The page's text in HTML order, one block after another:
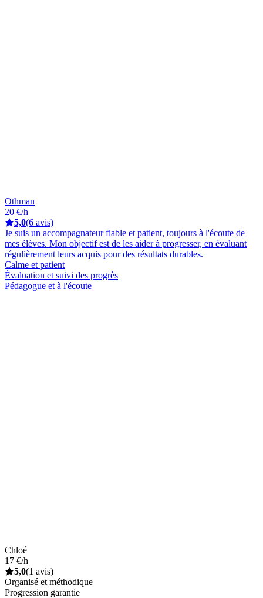
Othman
20 €/h
5,0(6 avis)
Je suis un accompagnateur fiable et patient, toujours à l'écoute de
mes élèves. Mon objectif est de les aider à progresser, en évaluant
régulièrement leurs acquis pour des résultats durables.
Calme et patient
Évaluation et suivi des progrès
Pédagogue et à l'écoute
Chloé
17 €/h
5,0(1 avis)
Organisé et méthodique
Progression garantie